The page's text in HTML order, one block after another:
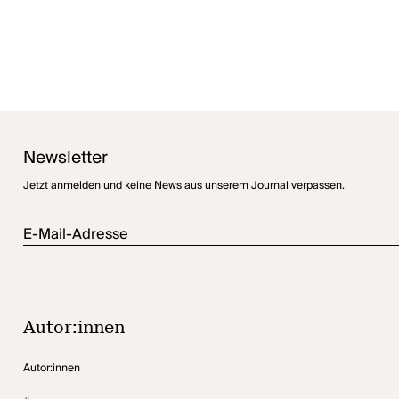
Newsletter
Jetzt anmelden und keine News aus unserem Journal verpassen.
E-Mail-Adresse
Autor:innen
Autor:innen